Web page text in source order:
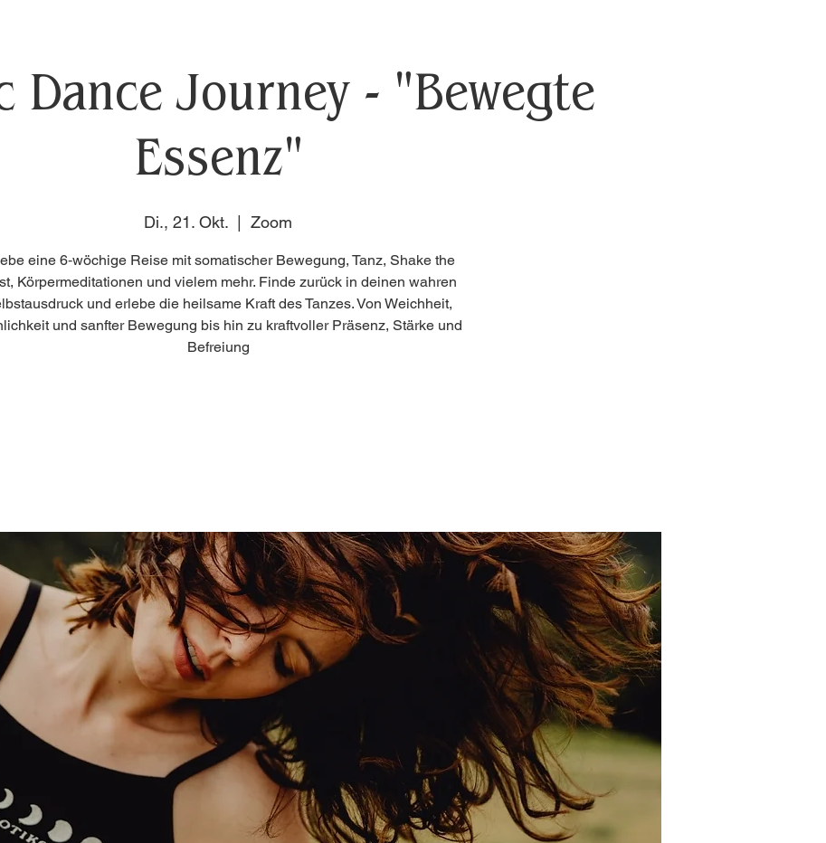
Dance Journey - "Bewegte
Essenz"
Di., 21. Okt. Zoom
eine 6‑wöchige Reise mit somatischer Bewegung, Tanz, Shake the
Körpermeditationen und vielem mehr. Finde zurück in deinen wahren
und erlebe die heilsame Kraft des Tanzes. Von Weichheit,
und sanfter Bewegung bis hin zu kraftvoller Präsenz, Stärke und
Befreiung